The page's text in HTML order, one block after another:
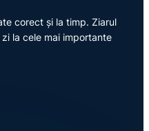
corect și la timp. Ziarul
la cele mai importante